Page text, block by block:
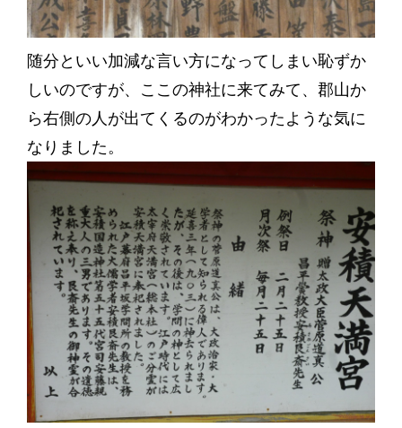
随分といい加減な言い方になってしまい恥ずか
しいのですが、ここの神社に来てみて、郡山か
ら右側の人が出てくるのがわかったような気に
なりました。